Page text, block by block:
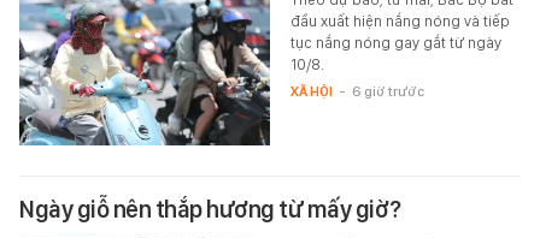
đầu xuất hiện nắng nóng và tiếp
tục nắng nóng gay gắt từ ngày
10/8.
XÃ HỘI - 6 giờ trước
Ngày giỗ nên thắp hương từ mấy giờ?